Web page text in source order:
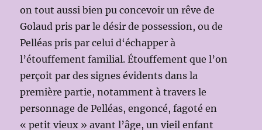
on tout aussi bien pu concevoir un rêve de
Golaud pris par le désir de possession, ou de
Pelléas pris par celui d‘échapper à
l’étouffement familial. Étouffement que l’on
perçoit par des signes évidents dans la
première partie, notamment à travers le
personnage de Pelléas, engoncé, fagoté en
« petit vieux » avant l’âge, un vieil enfant